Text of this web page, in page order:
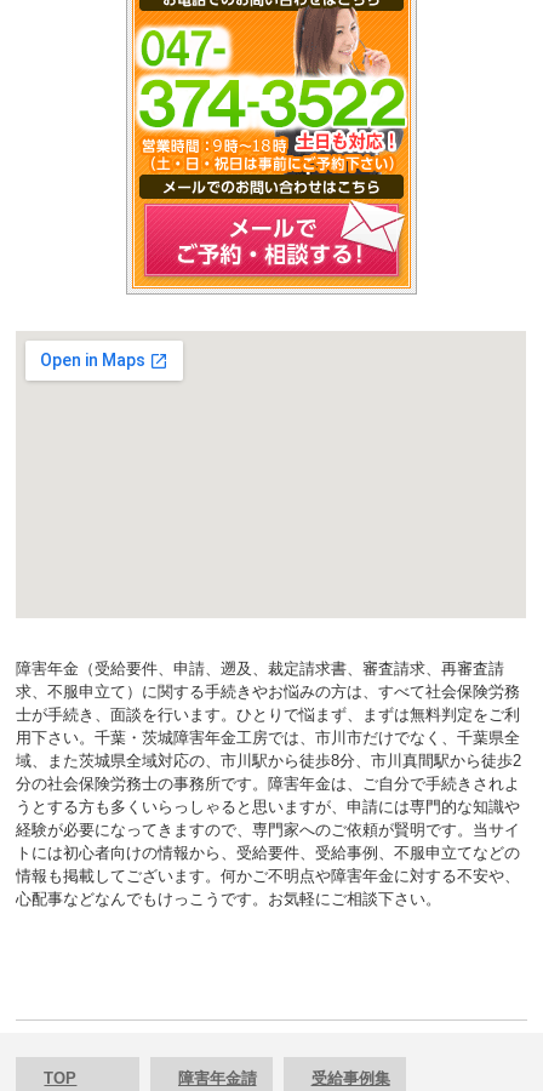
障害年金（受給要件、申請、遡及、裁定請求書、審査請求、再審査請
求、不服申立て）に関する手続きやお悩みの方は、すべて社会保険労務
士が手続き、面談を行います。ひとりで悩まず、まずは無料判定をご利
用下さい。千葉・茨城障害年金工房では、市川市だけでなく、千葉県全
域、また茨城県全域対応の、市川駅から徒歩8分、市川真間駅から徒歩2
分の社会保険労務士の事務所です。障害年金は、ご自分で手続きされよ
うとする方も多くいらっしゃると思いますが、申請には専門的な知識や
経験が必要になってきますので、専門家へのご依頼が賢明です。当サイ
トには初心者向けの情報から、受給要件、受給事例、不服申立てなどの
情報も掲載してございます。何かご不明点や障害年金に対する不安や、
心配事などなんでもけっこうです。お気軽にご相談下さい。
TOP
障害年金請
受給事例集